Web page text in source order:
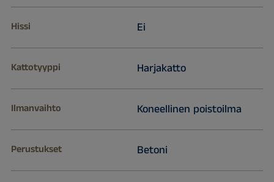
Hissi Ei
Kattotyyppi Harjakatto
Ilmanvaihto Koneellinen poistoilma
Perustukset Betoni